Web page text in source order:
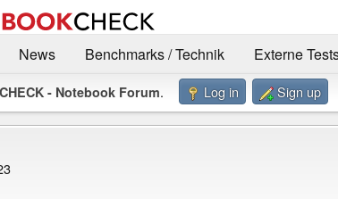
News Benchmarks / Technik Externe
- Notebook Forum. Log in Sign up